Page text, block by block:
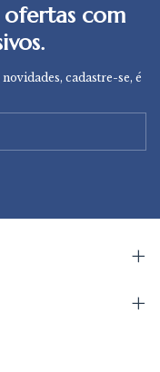
ofertas com
cadastre-se, é